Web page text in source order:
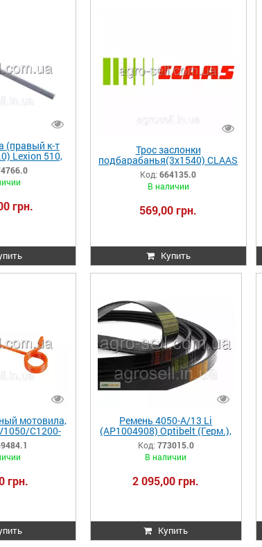
(правый к-т
Lexion 510,
174766
грн.
Трос заслонки
подбарабанья(3х1540) CLAAS
Mega
202/203/204/208/218/350/370
664135.0 664135 0006641350
Код: 664135.0
В наличии
569,00 грн.
Купить
мотовила,
C1200-
359484.1
грн.
Ремень 4050-A/13 Li
(AP1004908) Optibelt (Герм.),
Claas
Tuc.580/570/450/440/320
773015.0 773015 0007730150
Код: 773015.0
В наличии
2 095,00 грн.
Купить